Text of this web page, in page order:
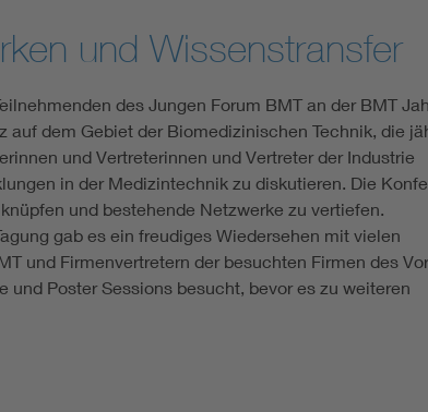
und Wissenstransfer
des Jungen Forum BMT an der BMT
auf dem Gebiet der Biomedizinischen Technik, die
und Vertreterinnen und Vertreter der Industrie
in der Medizintechnik zu diskutieren. Die
und bestehende Netzwerke zu vertiefen.
gab es ein freudiges Wiedersehen mit vielen
und Firmenvertretern der besuchten Firmen des
und Poster Sessions besucht, bevor es zu weiteren